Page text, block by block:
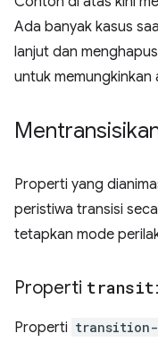
Ada banyak kasus
lanjut dan
untuk memungkinkan
Properti yang
peristiwa transisi
tetapkan mode
Properti
Properti transition-